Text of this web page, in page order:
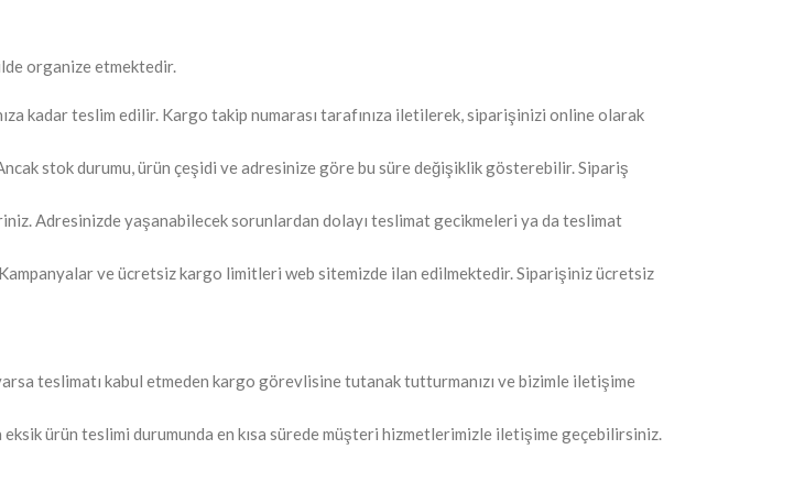
organize etmektedir.
kadar teslim edilir. Kargo takip numarası tarafınıza iletilerek, siparişinizi online olarak
stok durumu, ürün çeşidi ve adresinize göre bu süre değişiklik gösterebilir. Sipariş
Adresinizde yaşanabilecek sorunlardan dolayı teslimat gecikmeleri ya da teslimat
ve ücretsiz kargo limitleri web sitemizde ilan edilmektedir. Siparişiniz ücretsiz
teslimatı kabul etmeden kargo görevlisine tutanak tutturmanızı ve bizimle iletişime
ürün teslimi durumunda en kısa sürede müşteri hizmetlerimizle iletişime geçebilirsiniz.